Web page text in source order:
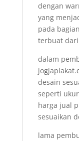
dengan
yang
pada
terbuat
dalam
desain
seperti
harga jual
sesuaikan
lama